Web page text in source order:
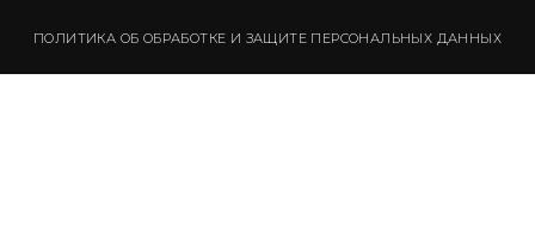
ПОЛИТИКА ОБ ОБРАБОТКЕ И ЗАЩИТЕ ПЕРСОНАЛЬНЫХ ДАННЫХ